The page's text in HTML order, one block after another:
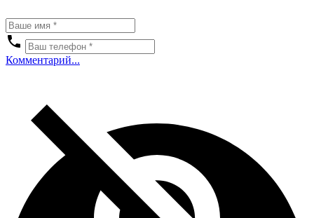
Комментарий...